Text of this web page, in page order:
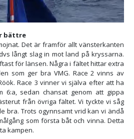
bättre
Det är framför allt vänsterkanten
långt slag in mot land på kryssarna.
för länsen. Några i fältet hittar extra
som ger bra VMG. Race 2 vinns av
Race 3 vinner vi själva efter att ha
6:a, sedan chansat genom att gippa
från övriga fältet. Vi tyckte vi såg
bra. Trots ogynnsamt vrid kan vi ändå
som första båt och vinna. Detta
kampen.